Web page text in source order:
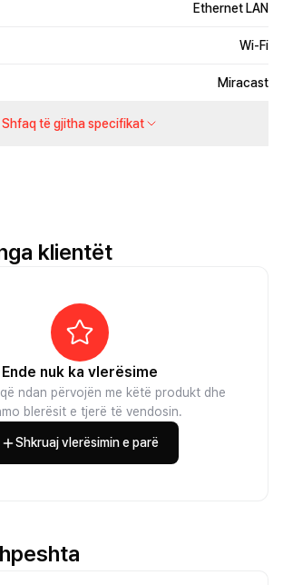
Ethernet LAN
Wi-Fi
Miracast
Shfaq të gjitha specifikat
klientët
Ende nuk ka vlerësime
ndan përvojën me këtë produkt dhe
blerësit e tjerë të vendosin.
Shkruaj vlerësimin e parë